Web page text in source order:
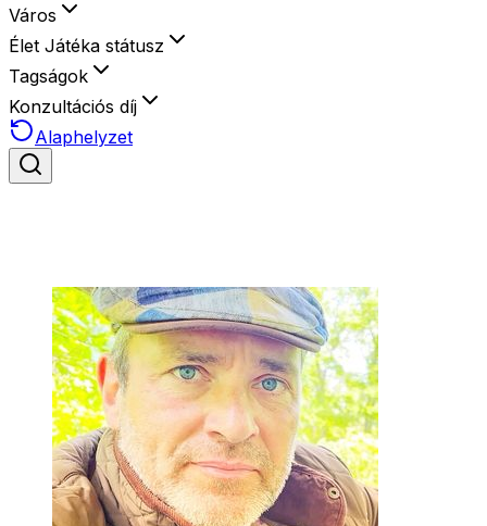
Város
Élet Játéka státusz
Tagságok
Konzultációs díj
Alaphelyzet